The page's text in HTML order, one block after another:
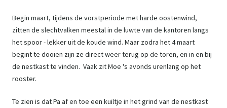
Begin maart, tijdens de vorstperiode met harde oostenwind,
zitten de slechtvalken meestal in de luwte van de kantoren langs
het spoor - lekker uit de koude wind. Maar zodra het 4 maart
begint te dooien zijn ze direct weer terug op de toren, en in en bij
de nestkast te vinden. Vaak zit Moe 's avonds urenlang op het
rooster.
Te zien is dat Pa af en toe een kuiltje in het grind van de nestkast